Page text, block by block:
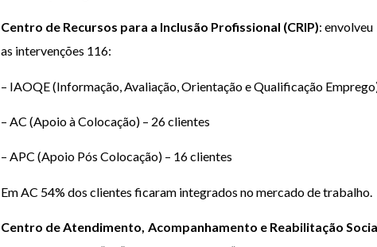
Centro de Recursos para a Inclusão Profissional (CRIP):
as intervenções 116:
– IAOQE (Informação, Avaliação, Orientação e Qualificação
– AC (Apoio à Colocação) – 26 clientes
– APC (Apoio Pós Colocação) – 16 clientes
Em AC 54% dos clientes ficaram integrados no mercado de trabalho.
Centro de Atendimento, Acompanhamento e Reabilitação